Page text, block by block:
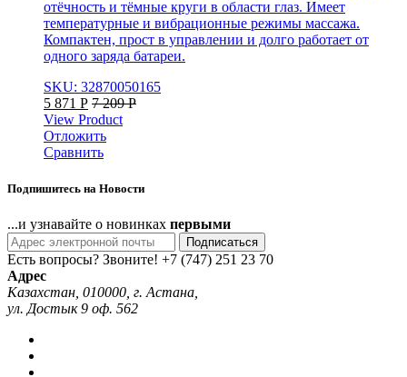
отёчность и тёмные круги в области глаз. Имеет
температурные и вибрационные режимы массажа.
Компактен, прост в управлении и долго работает от
одного заряда батареи.
SKU: 32870050165
5 871 Р 7 209Р
View Product
Отложить
Сравнить
Подпишитесь на Новости
...и узнавайте о новинках первыми
Подписаться
Есть вопросы? Звоните! +7 (747) 251 23 70
Адрес
Казахстан, 010000, г. Астана,
ул. Достык 9 оф. 562